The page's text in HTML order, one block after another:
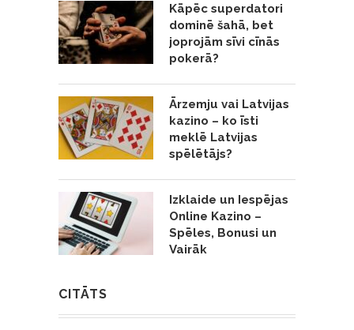
Kāpēc superdatori
dominē šahā, bet
joprojām sīvi cīnās
pokerā?
Ārzemju vai Latvijas
kazino – ko īsti
meklē Latvijas
spēlētājs?
Izklaide un Iespējas
Online Kazino –
Spēles, Bonusi un
Vairāk
CITĀTS